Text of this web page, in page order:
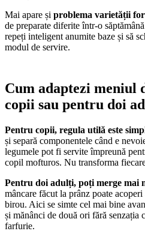
Mai apare și problema varietății
de preparate diferite într-o
repeți inteligent anumite baze și să
modul de servire.
Cum adaptezi meniul
copii sau pentru doi
Pentru copii, regula utilă este
și separă componentele când e
legumele pot fi servite împreună
copil mofturos. Nu transforma
Pentru doi adulți, poți merge mai
mâncare făcut la prânz poate
birou. Aici se simte cel mai bine
și mănânci de două ori fără senzația
farfurie.